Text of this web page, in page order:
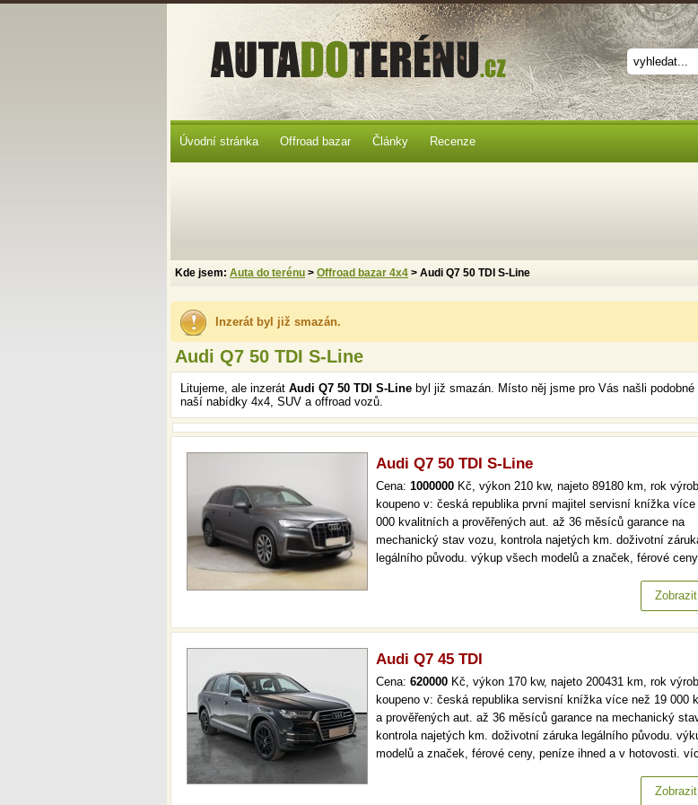
Inzerát byl již smazán.
Audi Q7 50 TDI S-Line
Litujeme, ale inzerát Audi Q7 50 TDI S-Line byl již smazán. Místo něj jsme pro Vás našli podobné
naší nabídky 4x4, SUV a offroad vozů.
Audi Q7 50 TDI S-Line
Cena: 1000000 Kč, výkon 210 kw, najeto 89180 km, rok
koupeno v: česká republika první majitel servisní knížka více
000 kvalitních a prověřených aut. až 36 měsíců garance na
mechanický stav vozu, kontrola najetých km. doživotní
legálního původu. výkup všech modelů a značek, férové
36 měsíců garance na mechanický stav vozu, kontrola
Audi Q7 45 TDI
Cena: 620000 Kč, výkon 170 kw, najeto 200431 km, rok
koupeno v: česká republika servisní knížka více než 19 000
a prověřených aut. až 36 měsíců garance na mechanický
kontrola najetých km. doživotní záruka legálního původu.
modelů a značek, férové ceny, peníze ihned a v hotovosti.
mechanický stav vozu, kontrola najetých km. doživotní
Úvodní stránka Offroad bazar Články Recenze
Kde jsem: Auta do terénu > Offroad bazar 4x4 > Audi Q7 50 TDI S-Line